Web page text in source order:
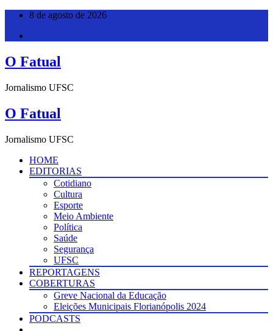
Pular
8 de agosto de 2026
O Fatual
Jornalismo UFSC
O Fatual
Jornalismo UFSC
HOME
EDITORIAS
Cotidiano
Cultura
Esporte
Meio Ambiente
Política
Saúde
Segurança
UFSC
REPORTAGENS
COBERTURAS
Greve Nacional da Educação
Eleições Municipais Florianópolis 2024
PODCASTS